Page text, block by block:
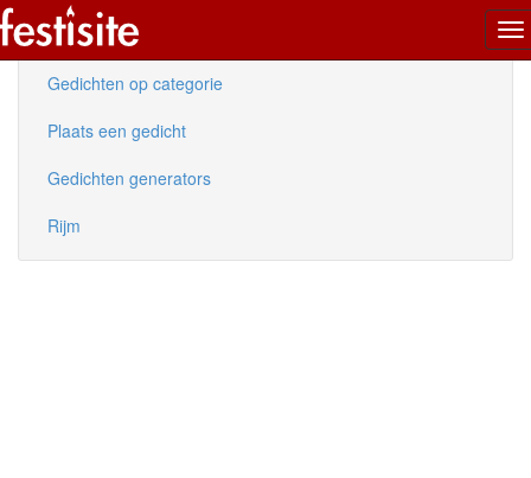
Nieuwe gedichten
Gedichten op categorie
Plaats een gedicht
Gedichten generators
Rijm